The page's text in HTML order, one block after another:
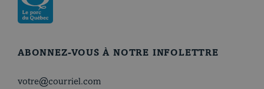
ABONNEZ-VOUS À NOTRE INFOLETTRE